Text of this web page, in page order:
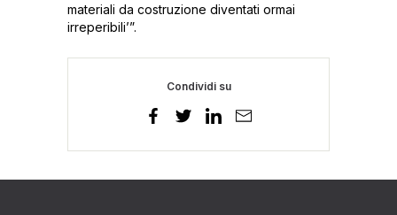
materiali da costruzione diventati ormai
irreperibili’”.
Condividi su